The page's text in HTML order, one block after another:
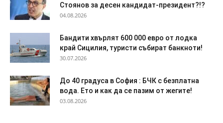
Стоянов за десен кандидат-президент?!?
04.08.2026
Бандити хвърлят 600 000 евро от лодка
край Сицилия, туристи събират банкноти!
30.07.2026
До 40 градуса в София : БЧК с безплатна
вода. Ето и как да се пазим от жегите!
03.08.2026